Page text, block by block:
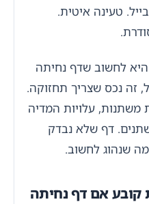
טעינה איטית.
לחשוב שדף נחיתה
זה נכס שצריך תחזוקה.
משתנות, עלויות המדיה
דף שלא נבדק
שנהוג לחשוב.
אם דף נחיתה